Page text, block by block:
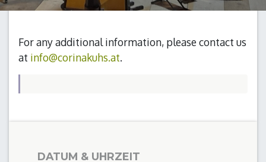
For any additional information, please contact us
at info@corinakuhs.at.
DATUM & UHRZEIT